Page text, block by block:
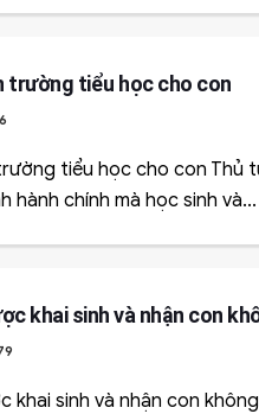
trường tiểu học cho con
tiểu học cho con Thủ
hành chính mà học sinh và...
khai sinh và nhận con
sinh và nhận con